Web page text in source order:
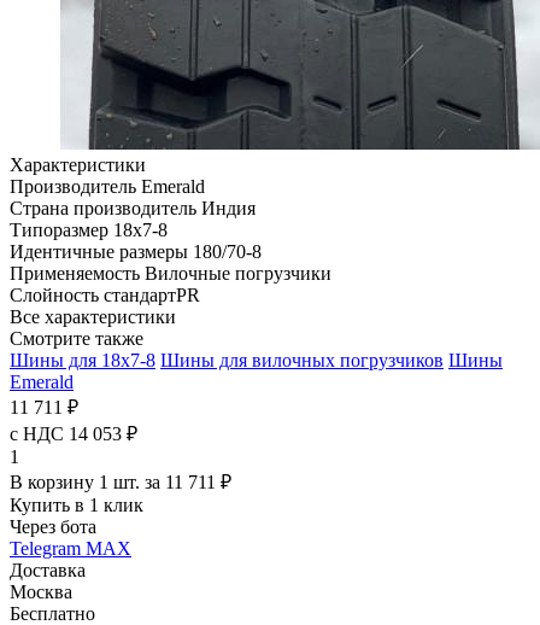
Характеристики
Производитель Emerald
Страна производитель Индия
Типоразмер 18x7-8
Идентичные размеры 180/70-8
Применяемость Вилочные погрузчики
Слойность стандартPR
Все характеристики
Смотрите также
Шины для 18x7-8 Шины для вилочных погрузчиков Шины
Emerald
11 711 ₽
с НДС 14 053 ₽
1
В корзину 1 шт. за 11 711 ₽
Купить в 1 клик
Через бота
Telegram MAX
Доставка
Москва
Бесплатно